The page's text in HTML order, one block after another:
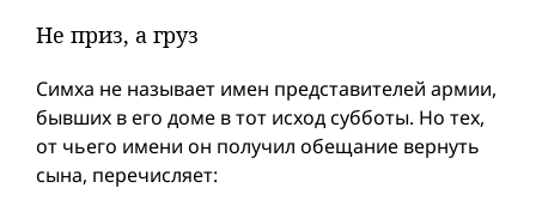
Не приз, а груз
Симха не называет имен представителей армии,
бывших в его доме в тот исход субботы. Но тех,
от чьего имени он получил обещание вернуть
сына, перечисляет: